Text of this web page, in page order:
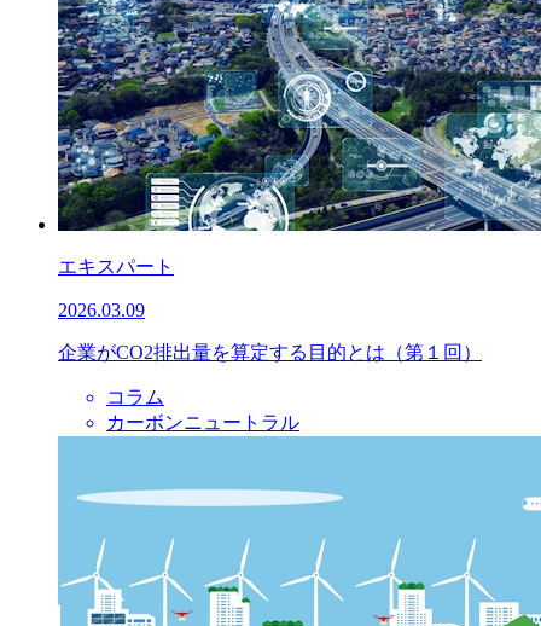
エキスパート
2026.03.09
企業がCO2排出量を算定する目的とは（第１回）
コラム
カーボンニュートラル